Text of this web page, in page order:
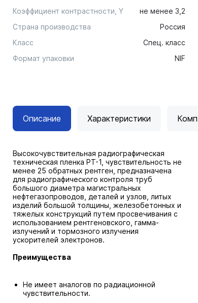
Коэффициент контрастности, Y
не менее 3,2
Страна производства
Россия
Класс
Спец. класс
Формат упаковки
NIF
Описание Характеристики
Высокочувствительная радиографическая
техническая пленка РТ-1, чувствительность не
менее 25 обратных рентген, предназначена
для радиографического контроля труб
большого диаметра магистральных
нефтегазопроводов, деталей и узлов, литых
изделий большой толщины, железобетонных и
тяжелых конструкций путем просвечивания с
использованием рентгеновского, гамма-
излучений и тормозного излучения
ускорителей электронов.
Преимущества
Не имеет аналогов по радиационной
чувствительности.